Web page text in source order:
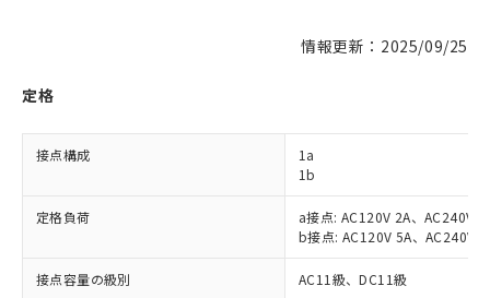
情報更新：2025/09/25
定格
接点構成
1a
1b
定格負荷
a接点: AC120V 2A、AC240V
b接点: AC120V 5A、AC240V
接点容量の級別 AC11級、DC11級